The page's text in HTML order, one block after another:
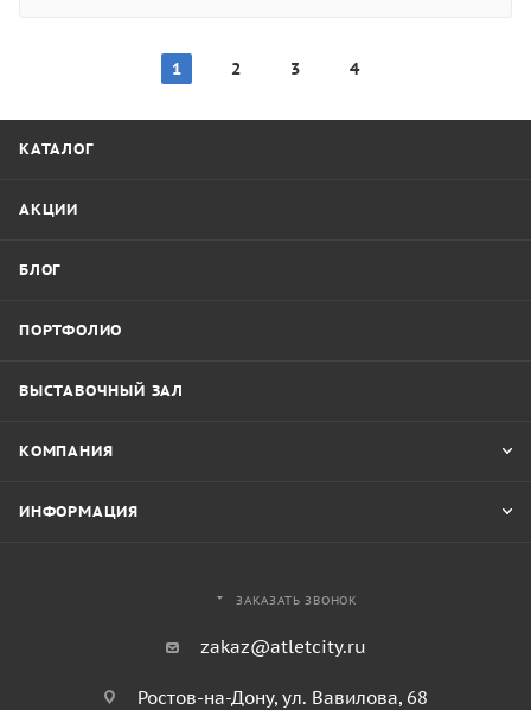
1 2 3 4
КАТАЛОГ
АКЦИИ
БЛОГ
ПОРТФОЛИО
ВЫСТАВОЧНЫЙ ЗАЛ
КОМПАНИЯ
ИНФОРМАЦИЯ
ЗАКАЗАТЬ ЗВОНОК
zakaz@atletcity.ru
Ростов-на-Дону, ул. Вавилова, 68